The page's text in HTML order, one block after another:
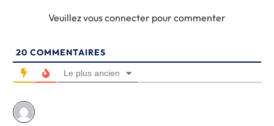
Veuillez vous connecter pour commenter
20 COMMENTAIRES
Le plus ancien